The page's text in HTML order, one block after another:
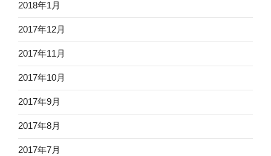
2018年1月
2017年12月
2017年11月
2017年10月
2017年9月
2017年8月
2017年7月